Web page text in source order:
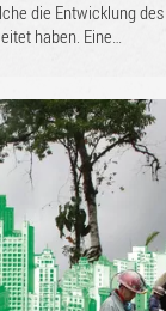
die Entwicklung
haben. Eine…